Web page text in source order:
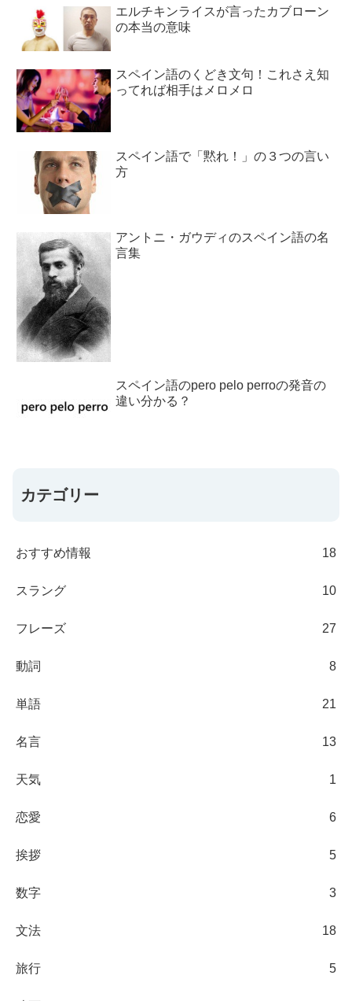
エルチキンライスが言ったカブローン
の本当の意味
スペイン語のくどき文句！これさえ知
ってれば相手はメロメロ
スペイン語で「黙れ！」の３つの言い
方
アントニ・ガウディのスペイン語の名
言集
スペイン語のpero pelo perroの発音の
違い分かる？
カテゴリー
おすすめ情報 18
スラング 10
フレーズ 27
動詞 8
単語 21
名言 13
天気 1
恋愛 6
挨拶 5
数字 3
文法 18
旅行 5